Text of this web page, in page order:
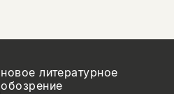
новое литературное
обозрение